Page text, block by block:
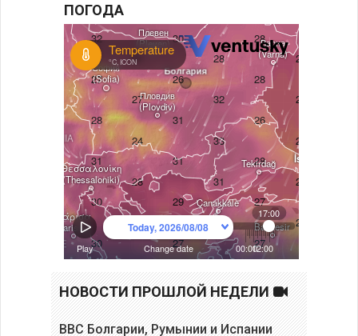
ПОГОДА
НОВОСТИ ПРОШЛОЙ НЕДЕЛИ
ВВС Болгарии, Румынии и Испании